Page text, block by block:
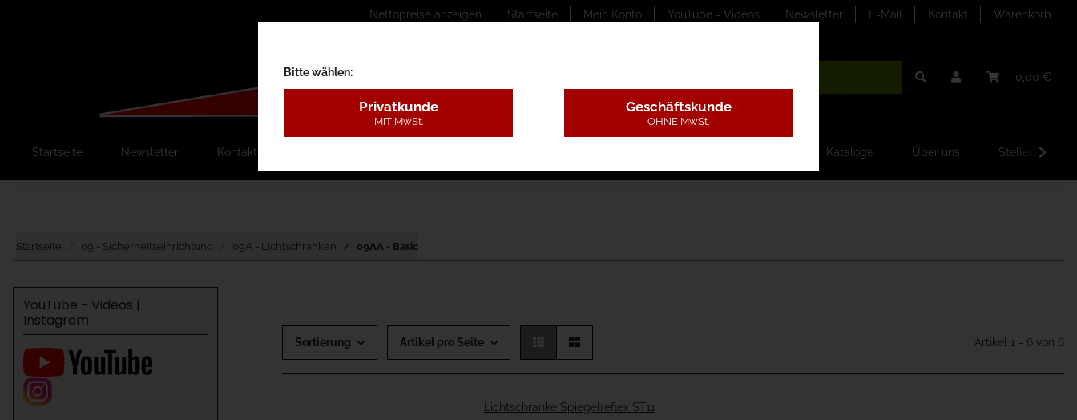
Nettopreise anzeigen Startseite Mein Konto YouTube - Videos Newsletter E-Mail Kontakt Warenkorb
0,00 €
Startseite Newsletter Kontakt Kataloge Über uns
Startseite 09 - Sicherheitseinrichtung 09A - Lichtschranken 09AA - Basic
Sortierung Artikel pro Seite Artikel 1 - 6 von 6
Lichtschranke Spiegelreflex ST11
YouTube - Videos |
Instagram
Bitte wählen:
Privatkunde
MIT MwSt.
Geschäftskunde
OHNE MwSt.